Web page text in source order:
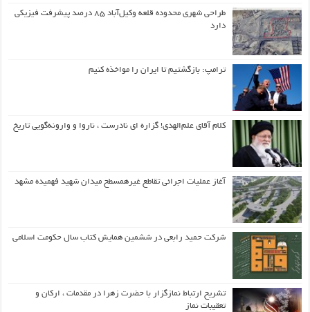
طراحی شهری محدوده قلعه وکیل‌آباد ۸۵ درصد پیشرفت فیزیکی
دارد
ترامپ: بازگشتیم تا ایران را مواخذه کنیم
کلام آقای علم‌الهدی! گزاره ای نادرست ، ناروا و وارونه‌گویی تاریخ
آغاز عملیات اجرائی تقاطع غیرهمسطح میدان شهید فهمیده مشهد
شرکت حمید رابعی در ششمین همایش کتاب سال حکومت اسلامی
تشریح ارتباط نمازگزار با حضرت زهرا در مقدمات ، ارکان و
تعقیبات نماز